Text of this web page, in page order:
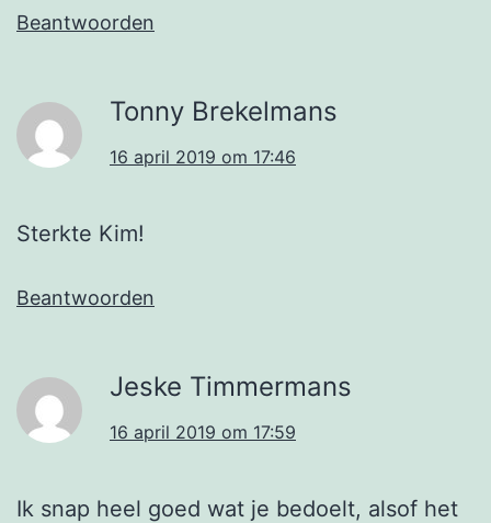
Beantwoorden
Tonny Brekelmans
16 april 2019 om 17:46
Sterkte Kim!
Beantwoorden
Jeske Timmermans
16 april 2019 om 17:59
Ik snap heel goed wat je bedoelt, alsof het